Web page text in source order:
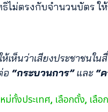
ธิไม่ตรงกับจำนวนบัตร
เห็นว่าเสียงประชาชนใ
อ “กระบวนการ”และ “
ม่ทั้งประเทศ, เลือกตั้ง, เลือ